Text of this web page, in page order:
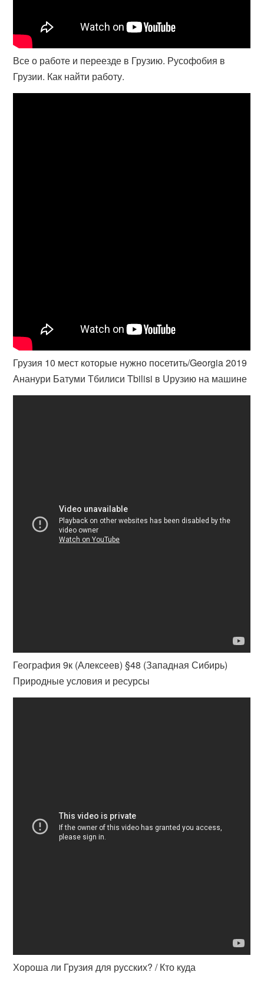
Все о работе и переезде в Грузию. Русофобия в
Грузии. Как найти работу.
Грузия 10 мест которые нужно посетить/Georgia 2019
Ананури Батуми Тбилиси Tbilisi в Uрузию на машине
География 9к (Алексеев) §48 (Западная Сибирь)
Природные условия и ресурсы
Хороша ли Грузия для русских? / Кто куда